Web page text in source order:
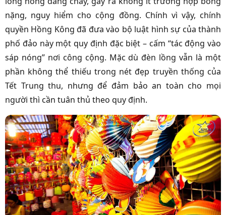
nặng, nguy hiểm cho cộng đồng. Chính vì vậy, chính
quyền Hồng Kông đã đưa vào bộ luật hình sự của thành
phố đảo này một quy định đặc biệt – cấm “tác động vào
sáp nóng” nơi công cộng. Mặc dù đèn lồng vẫn là một
phần không thể thiếu trong nét đẹp truyền thống của
Tết Trung thu, nhưng để đảm bảo an toàn cho mọi
người thì cần tuân thủ theo quy định.